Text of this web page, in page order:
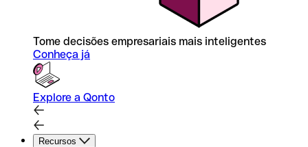
Tome decisões empresariais mais inteligentes
Conheça já
Explore a Qonto
Recursos